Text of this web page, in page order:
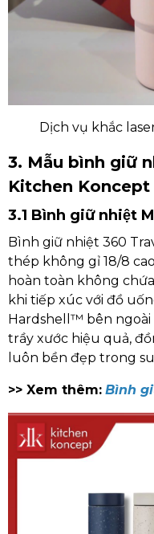
Dịch vụ khắc
3. Mẫu bình giữ
Kitchen Koncept
3.1 Bình giữ nhiệt
Bình giữ nhiệt 360
thép không gỉ 18/8
hoàn toàn không
khi tiếp xúc với đồ
Hardshell™ bên
trầy xước hiệu quả,
luôn bền đẹp trong
>> Xem thêm: Bình